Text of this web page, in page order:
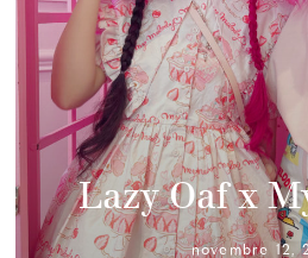
Lazy Oaf x
novembre 12,